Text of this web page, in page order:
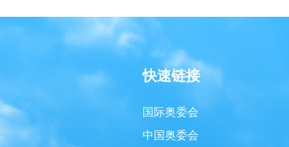
快速链接
国际奥委会
中国奥委会